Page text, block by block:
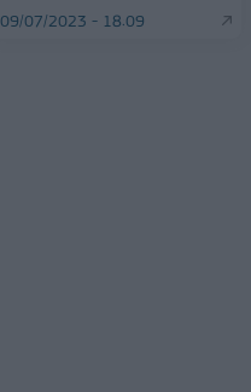
09/07/2023 - 18:09